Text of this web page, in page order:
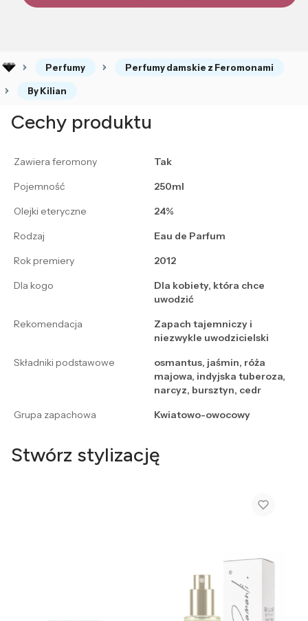
Perfumy Perfumy damskie z Feromonami
By Kilian
Cechy produktu
Zawiera feromony
Tak
Pojemność
250ml
Olejki eteryczne
24%
Rodzaj
Eau de Parfum
Rok premiery
2012
Dla kogo
Dla kobiety, która chce
uwodzić
Rekomendacja
Zapach tajemniczy i
niezwykle uwodzicielski
Składniki podstawowe
osmantus, jaśmin, róża
majowa, indyjska tuberoza,
narcyz, bursztyn, cedr
Grupa zapachowa
Kwiatowo-owocowy
Stwórz stylizację